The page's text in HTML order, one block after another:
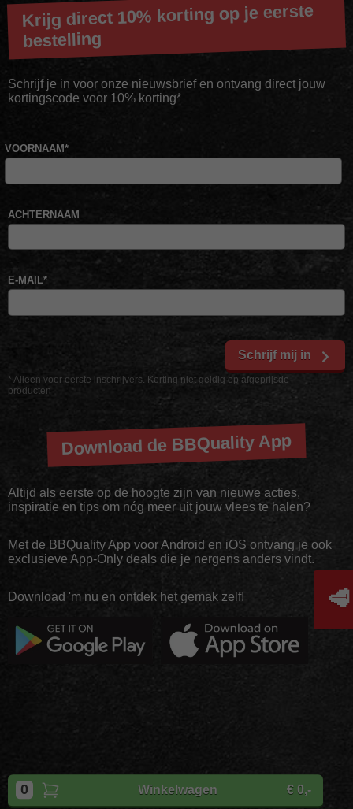
Winkelwagen
0 € 0,-
Krijg direct 10% korting op je eerste
bestelling
Schrijf je in voor onze nieuwsbrief en ontvang direct jouw
kortingscode voor 10% korting*
* Alleen voor eerste inschrijvers. Korting niet geldig op afgeprijsde
producten
VOORNAAM*
ACHTERNAAM
E-MAIL*
Schrijf mij in
Download de BBQuality App
Altijd als eerste op de hoogte zijn van nieuwe acties,
inspiratie en tips om nóg meer uit jouw vlees te halen?
Met de BBQuality App voor Android en iOS ontvang je ook
exclusieve App-Only deals die je nergens anders vindt.
Download 'm nu en ontdek het gemak zelf!
CopyrightBBQuality
🥩